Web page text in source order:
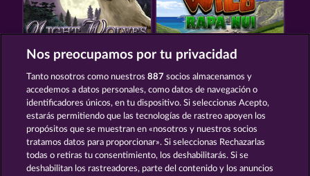
NIGHT WOLVES WILD RAPA NUI
KING OF THE JUNGLE BLACK BEAUTY
Nos preocupamos por tu privacidad
Tanto nosotros como nuestros887 socios almacenamos y
accedemos a datos personales, como datos de navegación o
identificadores únicos, en tu dispositivo. Si seleccionas Acepto,
estarás permitiendo que las tecnologías de rastreo apoyen los
propósitos que se muestran en «nosotros y nuestros socios
tratamos datos para proporcionar». Si seleccionas Rechazarlas
todas o retiras tu consentimiento, los deshabilitarás. Si se
deshabilitan los rastreadores, parte del contenido y los anuncios